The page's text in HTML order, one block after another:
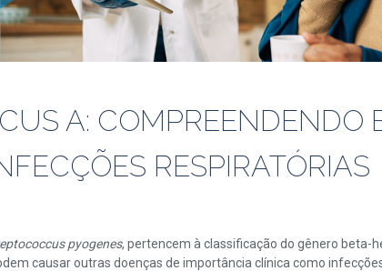
A: COMPREENDENDO
RESPIRATÓRIAS
pyogenes, pertencem à classificação do gênero beta-
causar outras doenças de importância clínica como